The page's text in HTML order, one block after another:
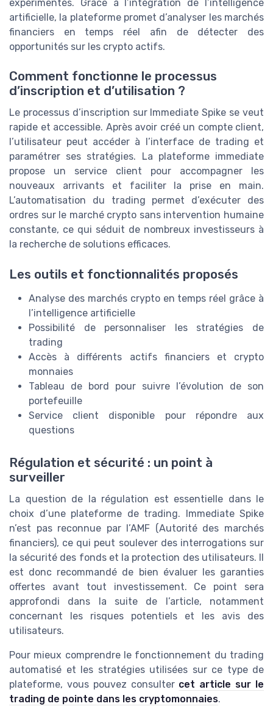
expérimentés. Grâce à l’intégration de l’intelligence
artificielle, la plateforme promet d’analyser les marchés
financiers en temps réel afin de détecter des
opportunités sur les crypto actifs.
Comment fonctionne le processus
d’inscription et d’utilisation ?
Le processus d’inscription sur Immediate Spike se veut
rapide et accessible. Après avoir créé un compte client,
l’utilisateur peut accéder à l’interface de trading et
paramétrer ses stratégies. La plateforme immediate
propose un service client pour accompagner les
nouveaux arrivants et faciliter la prise en main.
L’automatisation du trading permet d’exécuter des
ordres sur le marché crypto sans intervention humaine
constante, ce qui séduit de nombreux investisseurs à
la recherche de solutions efficaces.
Les outils et fonctionnalités proposés
Analyse des marchés crypto en temps réel grâce à
l’intelligence artificielle
Possibilité de personnaliser les stratégies de
trading
Accès à différents actifs financiers et crypto
monnaies
Tableau de bord pour suivre l’évolution de son
portefeuille
Service client disponible pour répondre aux
questions
Régulation et sécurité : un point à
surveiller
La question de la régulation est essentielle dans le
choix d’une plateforme de trading. Immediate Spike
n’est pas reconnue par l’AMF (Autorité des marchés
financiers), ce qui peut soulever des interrogations sur
la sécurité des fonds et la protection des utilisateurs. Il
est donc recommandé de bien évaluer les garanties
offertes avant tout investissement. Ce point sera
approfondi dans la suite de l’article, notamment
concernant les risques potentiels et les avis des
utilisateurs.
Pour mieux comprendre le fonctionnement du trading
automatisé et les stratégies utilisées sur ce type de
plateforme, vous pouvez consulter cet article sur le
trading de pointe dans les cryptomonnaies.